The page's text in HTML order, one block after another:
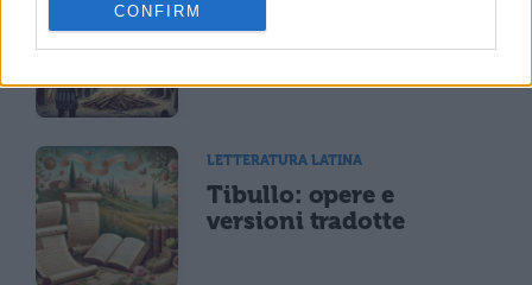
CONFIRM
Riassunto e Analisi
Libro 11 Eneide
LETTERATURA LATINA
Tibullo: opere e
versioni tradotte